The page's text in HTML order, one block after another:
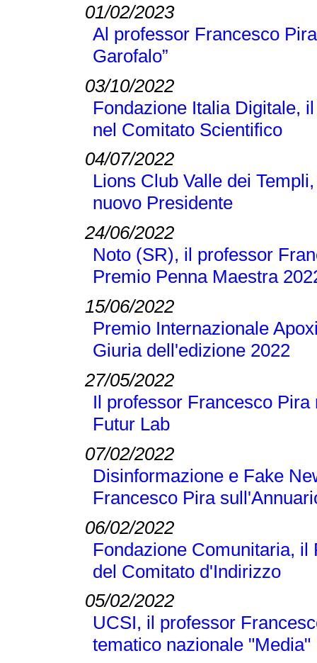
01/02/2023
Al professor Francesco
Garofalo”
03/10/2022
Fondazione Italia Digitale,
nel Comitato Scientifico
04/07/2022
Lions Club Valle dei
nuovo Presidente
24/06/2022
Noto (SR), il professor
Premio Penna Maestra
15/06/2022
Premio Internazionale
Giuria dell'edizione 2022
27/05/2022
Il professor Francesco
Futur Lab
07/02/2022
Disinformazione e Fake
Francesco Pira
06/02/2022
Fondazione Comunitaria,
del Comitato d'Indirizzo
05/02/2022
UCSI, il professor
tematico nazionale "Media"